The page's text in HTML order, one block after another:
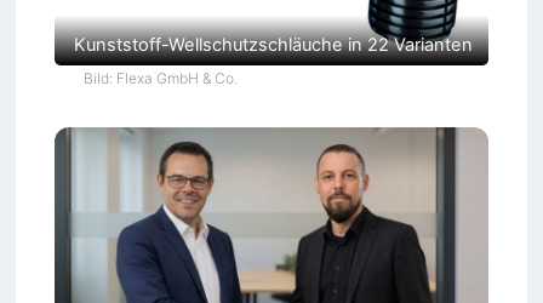
Kunststoff-Wellschutzschläuche in 22 Varianten
Bild: Flexa GmbH & Co.